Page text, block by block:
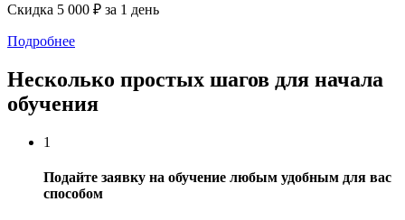
Скидка 5 000 ₽ за 1 день
Подробнее
Несколько простых шагов для начала
обучения
1
Подайте заявку на обучение любым удобным для вас
способом